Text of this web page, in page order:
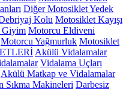
Diğer Motosiklet Yedek
Kolu Motosiklet Kayışı
Giyim Motorcu Eldiveni
Motorcu Yağmurluk Motosiklet
Akülü Vidalamalar
Vidalama Uçları
Akülü Matkap ve Vidalamalar
Sıkma Makineleri Darbesiz